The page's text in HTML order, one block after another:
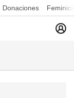
Donaciones